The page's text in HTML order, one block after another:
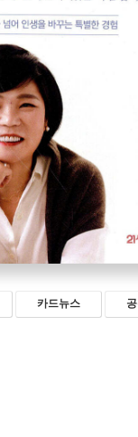
카드뉴스